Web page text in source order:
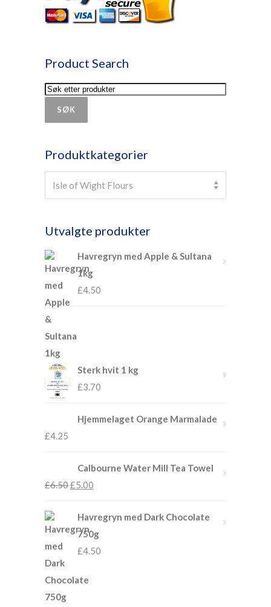
Product Search
SØK
Produktkategorier
Isle of Wight Flours
Isle of Wight Flours
Utvalgte produkter
Havregryn med Apple & Sultana
1kg
£4.50
Sterk hvit 1 kg
£3.70
Hjemmelaget Orange Marmalade
£4.25
Calbourne Water Mill Tea Towel
£6.50£5.00
Havregryn med Dark Chocolate
750g
£4.50